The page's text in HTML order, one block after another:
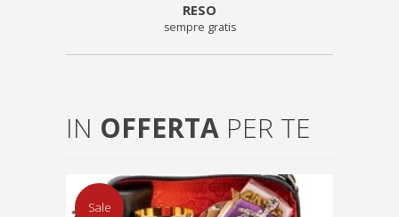
RESO
sempre gratis
IN OFFERTA PER TE
Sale